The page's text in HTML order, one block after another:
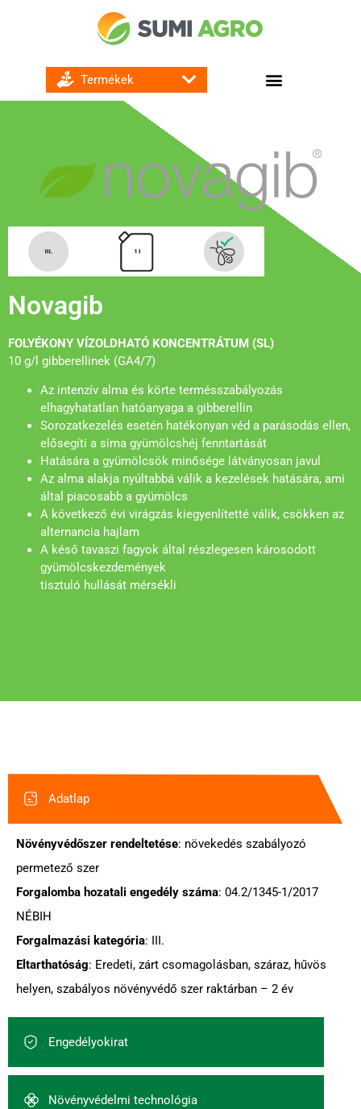
Novagib
FOLYÉKONY VÍZOLDHATÓ KONCENTRÁTUM (SL)
10 g/l gibberellinek (GA4/7)
Az intenzív alma és körte termésszabályozás
elhagyhatatlan hatóanyaga a gibberellin
Sorozatkezelés esetén hatékonyan véd a parásodás ellen,
elősegíti a sima gyümölcshéj fenntartását
Hatására a gyümölcsök minősége látványosan javul
Az alma alakja nyúltabbá válik a kezelések hatására, ami
által piacosabb a gyümölcs
A következő évi virágzás kiegyenlítetté válik, csökken az
alternancia hajlam
A késő tavaszi fagyok által részlegesen károsodott
gyümölcskezdemények
tisztuló hullását mérsékli
Adatlap
Növényvédőszer rendeltetése: növekedés szabályozó
permetező szer
Forgalomba hozatali engedély száma: 04.2/1345-1/2017
NÉBIH
Forgalmazási kategória: III.
Eltarthatóság: Eredeti, zárt csomagolásban, száraz, hűvös
helyen, szabályos növényvédő szer raktárban – 2 év
Engedélyokirat
Növényvédelmi technológia